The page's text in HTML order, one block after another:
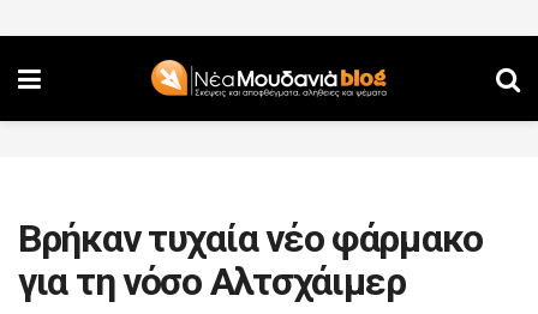
Βρήκαν τυχαία νέο φάρμακο
για τη νόσο Αλτσχάιμερ